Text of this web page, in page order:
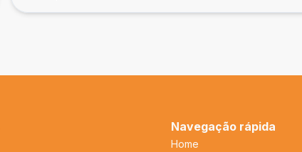
Navegação rápida
Home